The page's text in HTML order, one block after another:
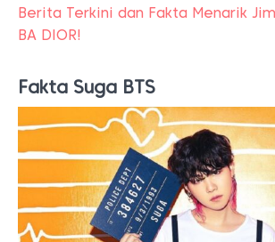
Berita Terkini dan Fakta Menarik
BA DIOR!
Fakta Suga BTS